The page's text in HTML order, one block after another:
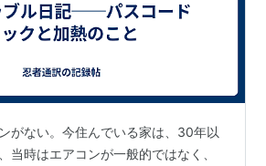
がない。今住んでいる家は、30年以
当時はエアコンが一般的ではなく、